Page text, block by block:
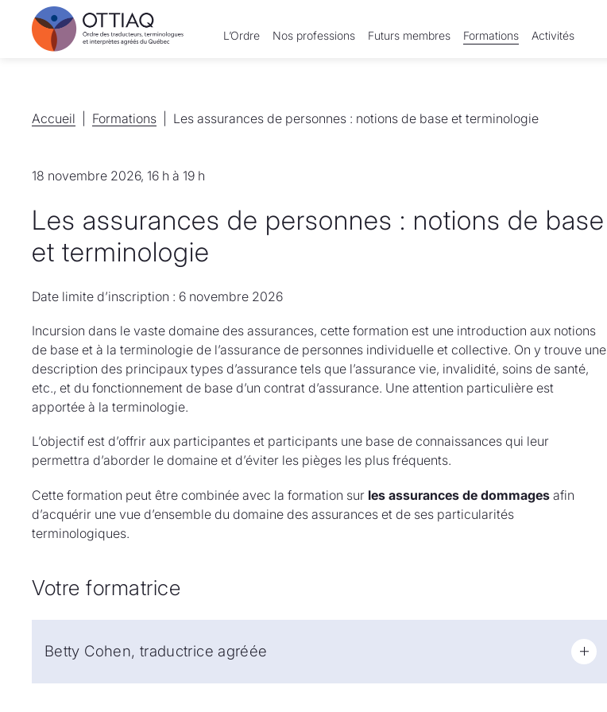
L’Ordre Nos professions Futurs membres Formations Activités
Accueil
Accueil Formations
Formations Les assurances de personnes : notions de base et terminologie
18 novembre 2026, 16 h à 19 h
Les assurances de personnes : notions de base
et terminologie
Date limite d’inscription : 6 novembre 2026
Incursion dans le vaste domaine des assurances, cette formation est une introduction aux notions
de base et à la terminologie de l’assurance de personnes individuelle et collective. On y trouve une
description des principaux types d’assurance tels que l’assurance vie, invalidité, soins de santé,
etc., et du fonctionnement de base d’un contrat d’assurance. Une attention particulière est
apportée à la terminologie.
L’objectif est d’offrir aux participantes et participants une base de connaissances qui leur
permettra d’aborder le domaine et d’éviter les pièges les plus fréquents.
Cette formation peut être combinée avec la formation sur les assurances de dommages afin
d’acquérir une vue d’ensemble du domaine des assurances et de ses particularités
terminologiques.
Votre formatrice
Betty Cohen, traductrice agréée
Betty Cohen est traductrice agréée spécialisée en économie, en finances et en